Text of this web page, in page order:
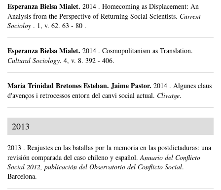
Esperanza Bielsa Mialet. 2014 . Homecoming as Displacement: An
Analysis from the Perspective of Returning Social Scientists. Current
Socioloy . 1, v. 62. 63 - 80 .
Esperanza Bielsa Mialet. 2014 . Cosmopolitanism as Translation.
Cultural Sociology. 4, v. 8. 392 - 406.
María Trinidad Bretones Esteban. Jaime Pastor. 2014 . Algunes claus
d'avenços i retrocessos entorn del canvi social actual. Clivatge.
2013
2013 . Reajustes en las batallas por la memoria en las postdictaduras: una
revisión comparada del caso chileno y español. Anuario del Conflicto
Social 2012, publicación del Observatorio del Conflicto Social.
Barcelona.